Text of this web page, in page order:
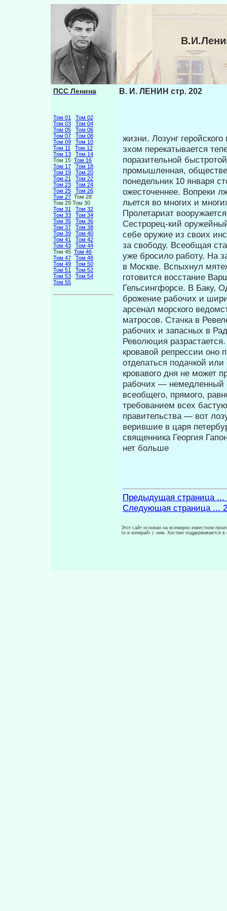
ПСС Ленина
Том 01
Том 02
Том 03
Том 04
Том 05
Том 06
Том 07
Том 08
Том 09
Том 10
Том 11
Том 12
Том 13
Том 14
Том 15 Том 16
Том 17
Том 18
Том 19
Том 20
Том 21
Том 22
Том 23
Том 24
Том 25
Том 26
Том 27 Том 28
Том 29 Том 30
Том 31
Том 32
Том 33
Том 34
Том 35
Том 36
Том 37
Том 38
Том 39
Том 40
Том 41
Том 42
Том 43
Том 44
Том 45 Том 46
Том 47
Том 48
Том 49
Том 50
Том 51
Том 52
Том 53
Том 54
Том 55
В. И. ЛЕНИН стр. 202
жизни. Лозунг
эхом перекатывается
поразительной
промышленная,
понедельник 10 января
ожесточеннее. Вопреки
льется во многих и
Пролетариат
Сестрорец-кий
себе оружие из своих
за свободу. Всеобщая
уже бросило работу. На
в Москве. Вспыхнул
готовится восстание
Гельсингфорсе. В Баку,
брожение рабочих и
арсенал морского
матросов. Стачка в
рабочих и запасных в
Революция
крова­вой репрессии оно
отделаться подачкой
кровавого дня не может
рабочих — немедленный
всеобщего, прямого,
требованием всех
правительства — вот
верив­шие в царя
священника Георгия
нет больше
Предыдущая страница ...
Следующая страница ...
Этот сайт основан на всемирно известном
то и копирайт с ним. Хостинг поддерживается